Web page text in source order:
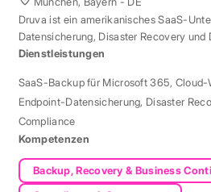
Druva ist ein amerikanisches SaaS-
Datensicherung, Disaster Recovery und
Dienstleistungen
SaaS-Backup für Microsoft 365, Cloud-
Endpoint-Datensicherung, Disaster
Compliance
Kompetenzen
Backup, Recovery & Business